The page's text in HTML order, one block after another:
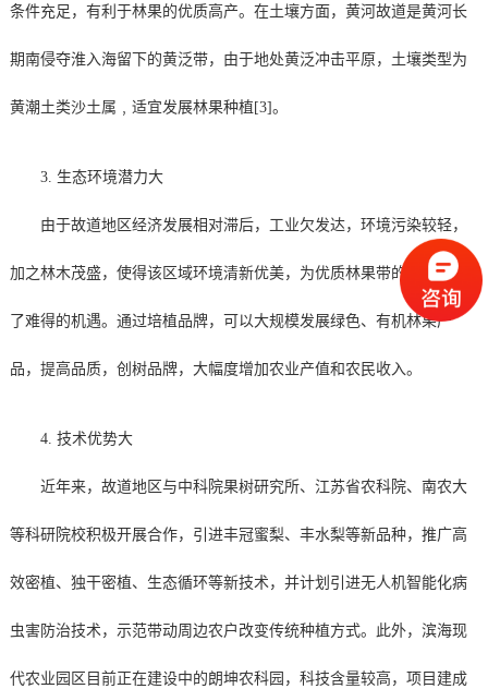
条件充足，有利于林果的优质高产。在土壤方面，黄河故道是黄河长
期南侵夺淮入海留下的黄泛带，由于地处黄泛冲击平原，土壤类型为
黄潮土类沙土属﹐适宜发展林果种植[3]。
3. 生态环境潜力大
由于故道地区经济发展相对滞后，工业欠发达，环境污染较轻，
加之林木茂盛，使得该区域环境清新优美，为优质林果带的生产提供
了难得的机遇。通过培植品牌，可以大规模发展绿色、有机林果产
品，提高品质，创树品牌，大幅度增加农业产值和农民收入。
4. 技术优势大
近年来，故道地区与中科院果树研究所、江苏省农科院、南农大
等科研院校积极开展合作，引进丰冠蜜梨、丰水梨等新品种，推广高
效密植、独干密植、生态循环等新技术，并计划引进无人机智能化病
虫害防治技术，示范带动周边农户改变传统种植方式。此外，滨海现
代农业园区目前正在建设中的朗坤农科园，科技含量较高，项目建成